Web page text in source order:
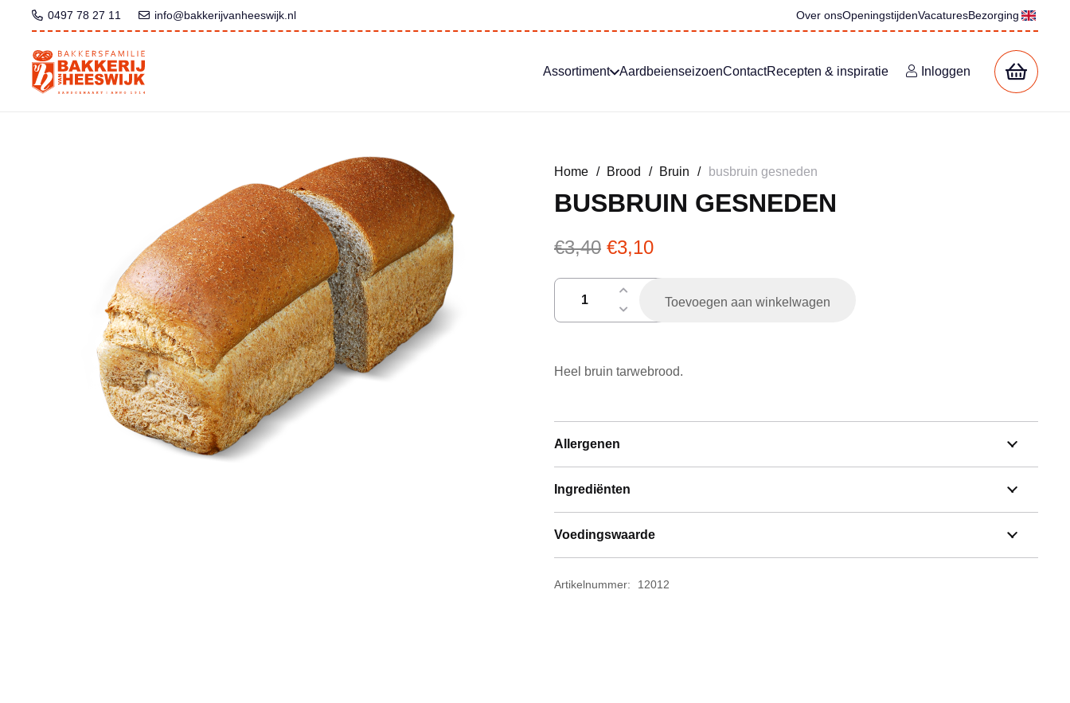
0497 78 27 11 info@bakkerijvanheeswijk.nl Over onsOpeningstijdenVacaturesBezorging
Assortiment AardbeienseizoenContactRecepten & inspiratie Inloggen
Home / Brood / Bruin / busbruin gesneden
BUSBRUIN GESNEDEN
€3,40 Oorspronkelijke
was:
€3,40.
€3,10Huidige
€3,10.
Toevoegen aan winkelwagen
Heel bruin tarwebrood.
Allergenen
Ingrediënten
Voedingswaarde
Artikelnummer: 12012